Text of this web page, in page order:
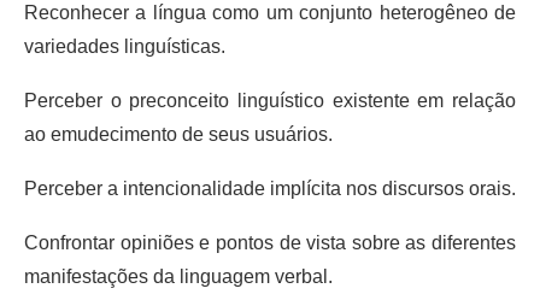
Reconhecer a língua como um conjunto heterogêneo de
variedades linguísticas.
Perceber o preconceito linguístico existente em relação
ao emudecimento de seus usuários.
Perceber a intencionalidade implícita nos discursos orais.
Confrontar opiniões e pontos de vista sobre as diferentes
manifestações da linguagem verbal.